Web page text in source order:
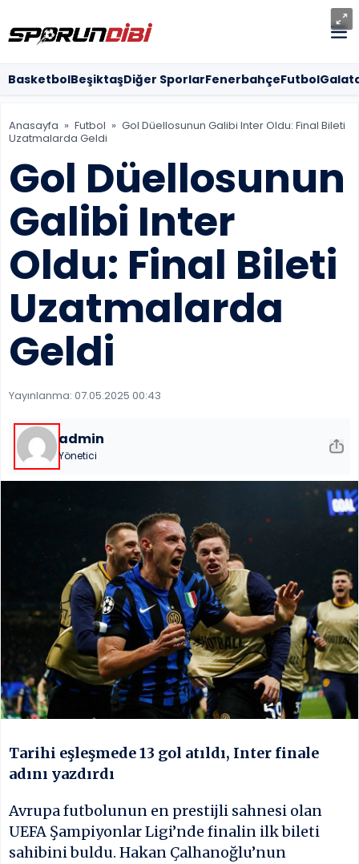
SOSYAL
BasketbolBeşiktaşDiğer SporlarFenerbahçeFutbol
Anasayfa » Futbol » Gol Düellosunun Galibi Inter Oldu: Final Bileti
Uzatmalarda Geldi
Gol Düellosunun
Galibi Inter
Oldu: Final Bileti
Uzatmalarda
Geldi
Yayınlanma: 07.05.2025 00:43
admin
Yönetici
Tarihi eşleşmede 13 gol atıldı, Inter finale
adını yazdırdı
Avrupa futbolunun en prestijli sahnesi olan
UEFA Şampiyonlar Ligi’nde finalin ilk bileti
sahibini buldu. Hakan Çalhanoğlu’nun